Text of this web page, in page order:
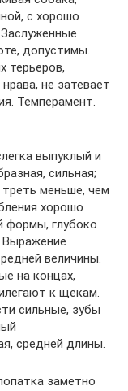
с хорошо
допустимы.
терьеров,
не затевает
Темперамент.
выпуклый и
сильная;
меньше, чем
хорошо
формы, глубоко
Выражение
величины.
на концах,
к щекам.
сильные, зубы
средней длины.
заметно